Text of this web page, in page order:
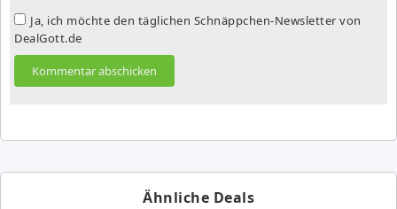
Ja, ich möchte den täglichen Schnäppchen-Newsletter von
DealGott.de
Ähnliche Deals